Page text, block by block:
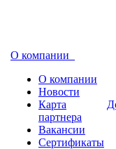
О компании
О компании
Новости
Карта
партнера
Вакансии
Сертификаты